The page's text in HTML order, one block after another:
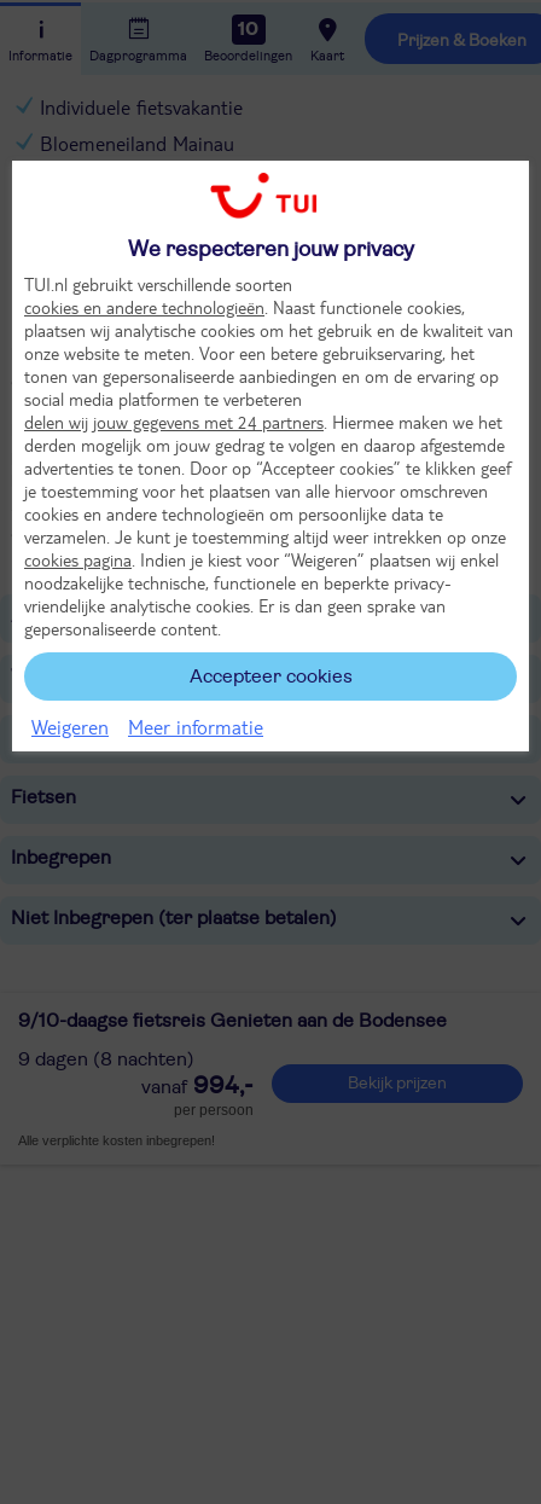
Informatie Dagprogramma
10
Beoordelingen Kaart
Prijzen & Boeken
Individuele fietsvakantie
Bloemeneiland Mainau
Inclusief bagagetransport
Drie landen in één reis
Watervallen van Schaffhausen
Bij deze tocht rondom de Bodensee zijn de meeste dagetappes wat
korter, waardoor je net even wat meer tijd hebt om te genieten van
al het moois dat je onderweg tegenkomt. En dat kan hier aan de
Bodensee, waar het nauwelijks regent en waar hoogtepunten voor
het oprapen liggen. Dat wordt dus met volle teugen genieten van
prachtige plaatsen zoals Meersburg of Stein am Rhein, de
bloemenpracht op het bloemeneiland Mainau of de watervallen van
Schaffhausen. In de tijd van de “Festspiele” (21 juli t/m 23
augustus) is de kans groot dat je buiten Bregenz (b.v. in Dornbirn,
Höchst of Wolfurth) wordt ondergebracht.
Algemeen
Verzorging
Belangrijke informatie
Fietsen
Inbegrepen
Niet Inbegrepen (ter plaatse betalen)
9/10-daagse fietsreis Genieten aan de Bodensee
9 dagen (8 nachten)
994,-
per persoon
Bekijk prijzen
Alle verplichte kosten inbegrepen!
We respecteren jouw privacy
TUI.nl gebruikt verschillende soorten
cookies en andere technologieën . Naast functionele cookies,
plaatsen wij analytische cookies om het gebruik en de kwaliteit van
onze website te meten. Voor een betere gebruikservaring, het
tonen van gepersonaliseerde aanbiedingen en om de ervaring op
social media platformen te verbeteren
delen wij jouw gegevens met 24 partners . Hiermee maken we het
derden mogelijk om jouw gedrag te volgen en daarop afgestemde
advertenties te tonen. Door op “Accepteer cookies” te klikken geef
je toestemming voor het plaatsen van alle hiervoor omschreven
cookies en andere technologieën om persoonlijke data te
verzamelen. Je kunt je toestemming altijd weer intrekken op onze
cookies pagina . Indien je kiest voor “Weigeren” plaatsen wij enkel
noodzakelijke technische, functionele en beperkte privacy-
vriendelijke analytische cookies. Er is dan geen sprake van
gepersonaliseerde content.
Accepteer cookies
Weigeren Meer informatie